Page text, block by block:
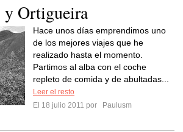
y Ortigueira
Hace unos días emprendimos uno
de los mejores viajes que he
realizado hasta el momento.
Partimos al alba con el coche
repleto de comida y de abultadas...
Leer el resto
El 18 julio 2011 por
Paulusm